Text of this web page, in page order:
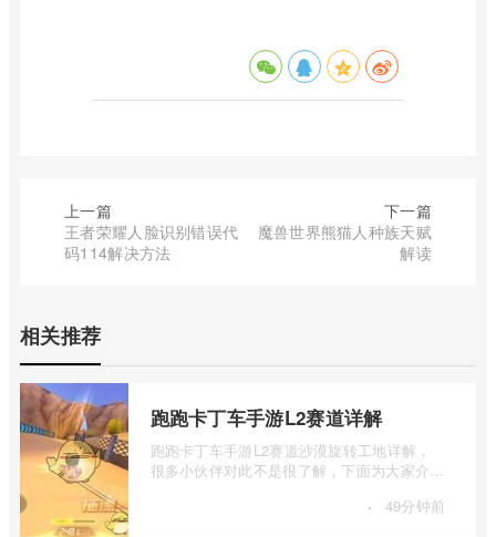
上一篇
王者荣耀人脸识别错误代
码114解决方法
下一篇
魔兽世界熊猫人种族天赋
解读
相关推荐
跑跑卡丁车手游L2赛道详解
跑跑卡丁车手游L2赛道沙漠旋转工地详解，
很多小伙伴对此不是很了解，下面为大家介绍
· 49分钟前